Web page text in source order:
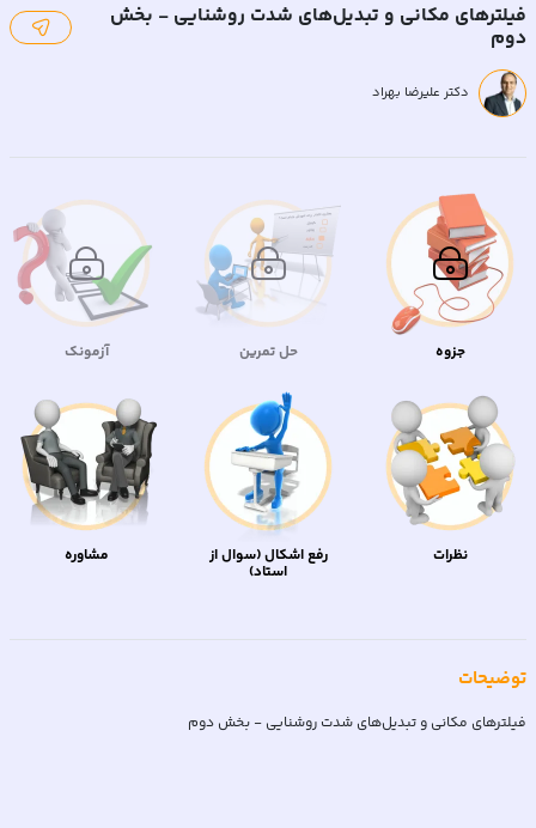
فیلترهای مکانی و تبدیل‌های شدت روشنایی - بخش
دوم
دکتر علیرضا بهراد
جزوه حل تمرین آزمونک
نظرات رفع اشکال (سوال از
استاد)
مشاوره
توضیحات
فیلترهای مکانی و تبدیل‌های شدت روشنایی - بخش دوم